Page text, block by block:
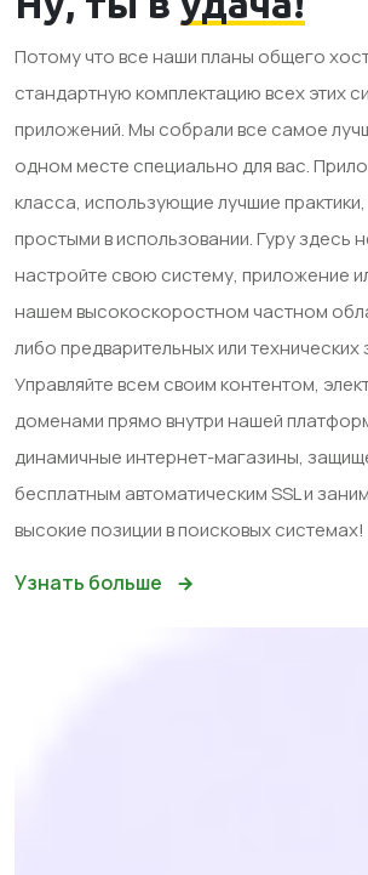
Потому что все наши планы общего
стандартную комплектацию всех этих
приложений. Мы собрали все самое
одном месте специально для вас.
класса, использующие лучшие практики,
простыми в использовании. Гуру здесь
настройте свою систему, приложение
нашем высокоскоростном частном
либо предварительных или технических
Управляйте всем своим контентом,
доменами прямо внутри нашей
динамичные интернет-магазины,
бесплатным автоматическим SSL и
высокие позиции в поисковых системах!
Узнать больше